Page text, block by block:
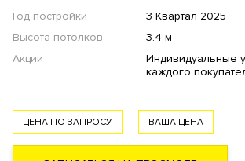
Год постройки
3 Квартал 2025
Высота потолков
3.4 м
Акции
Индивидуальные
каждого
ЦЕНА ПО ЗАПРОСУ ВАША ЦЕНА